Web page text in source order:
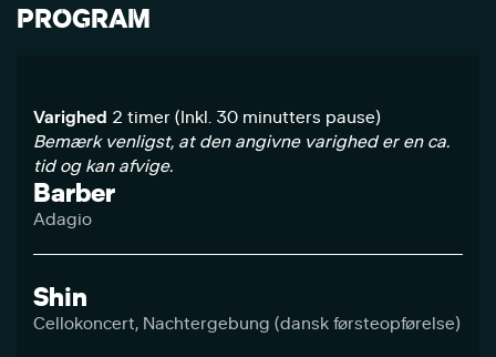
PROGRAM
Varighed 2 timer (Inkl. 30 minutters pause)
Bemærk venligst, at den angivne varighed er en ca.
tid og kan afvige.
Barber
Adagio
Shin
Cellokoncert, Nachtergebung (dansk førsteopførelse)